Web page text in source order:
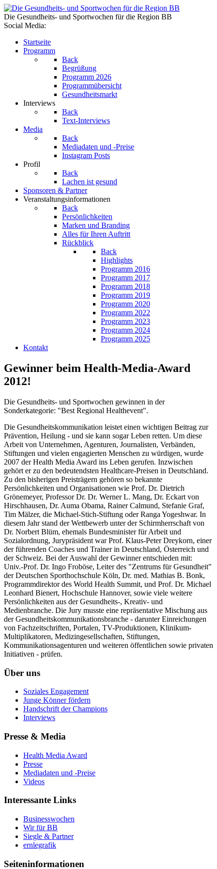
Die Gesundheits- und Sportwochen für die Region BB
Social Media:
Startseite
Programm
Back
Begrüßung
Programm 2026
Programmübersicht
Gesundheitsmarkt
Interviews
Back
Text-Interviews
Media
Back
Mediadaten und -Preise
Instagram Posts
Profil
Back
Lachen ist gesund
Sponsoren & Partner
Veranstaltungsinformationen
Back
Persönlichkeiten
Marken und Branding
Alles für Ihren Auftritt
Rückblick
Back
Highlights
Programm 2016
Programm 2017
Programm 2018
Programm 2019
Programm 2020
Programm 2022
Programm 2023
Programm 2024
Programm 2025
Kontakt
Gewinner beim Health-Media-Award
2012!
Die Gesundheits- und Sportwochen gewinnen in der
Sonderkategorie: "Best Regional Healthevent".
Die Gesundheitskommunikation leistet einen wichtigen Beitrag zur
Prävention, Heilung - und sie kann sogar Leben retten. Um diese
Arbeit von Unternehmen, Agenturen, Journalisten, Verbänden,
Stiftungen und vielen engagierten Menschen zu würdigen, wurde
2007 der Health Media Award ins Leben gerufen. Inzwischen
gehört er zu den bedeutendsten Healthcare-Preisen in Deutschland.
Zu den bisherigen Preisträgern gehören so bekannte
Persönlichkeiten und Organisationen wie Prof. Dr. Dietrich
Grönemeyer, Professor Dr. Dr. Werner L. Mang, Dr. Eckart von
Hirschhausen, Dr. Auma Obama, Rainer Calmund, Stefanie Graf,
Tim Mälzer, die Michael-Stich-Stiftung oder Ranga Yogeshwar. In
diesem Jahr stand der Wettbewerb unter der Schirmherrschaft von
Dr. Norbert Blüm, ehemals Bundesminister für Arbeit und
Sozialordnung, Jurypräsident war Prof. Klaus-Peter Dreykorn, einer
der führenden Coaches und Trainer in Deutschland, Österreich und
der Schweiz. Bei der Auswahl der Gewinner entschieden mit:
Univ.-Prof. Dr. Ingo Froböse, Leiter des "Zentrums für Gesundheit"
der Deutschen Sporthochschule Köln, Dr. med. Mathias B. Bonk,
Programmdirektor des World Health Summit, und Prof. Dr. Michael
Leonhard Bienert, Hochschule Hannover, sowie viele weitere
Persönlichkeiten aus der Gesundheits-, Kreativ- und
Medienbranche. Die Jury musste eine repräsentative Mischung aus
der Gesundheitskommunikationsbranche - darunter Einreichungen
von Fachzeitschriften, Portalen, TV-Produktionen, Klinikum-
Multiplikatoren, Medizingesellschaften, Stiftungen,
Kommunikationsagenturen und weiteren öffentlichen sowie privaten
Initiativen - prüfen.
Über uns
Soziales Engagement
Junge Könner fördern
Handschrift der Champions
Interviews
Presse & Media
Health Media Award
Presse
Mediadaten und -Preise
Videos
Interessante Links
Businesswochen
Wir für BB
Siegle & Partner
ernlegrafik
Seiteninformationen